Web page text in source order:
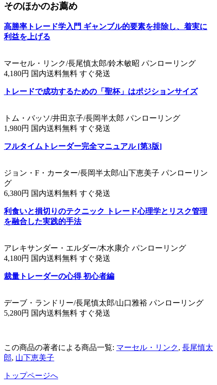
そのほかのお薦め
高勝率トレード学入門 ギャンブル的要素を排除し、着実に
利益を上げる
マーセル・リンク/長尾慎太郎/鈴木敏昭 パンローリング
4,180円 国内送料無料 すぐ発送
トレードで成功するための「聖杯」はポジションサイズ
トム・バッソ/井田京子/長岡半太郎 パンローリング
1,980円 国内送料無料 すぐ発送
フルタイムトレーダー完全マニュアル [第3版]
ジョン・F・カーター/長岡半太郎/山下恵美子 パンローリン
グ
6,380円 国内送料無料 すぐ発送
利食いと損切りのテクニック トレード心理学とリスク管理
を融合した実践的手法
アレキサンダー・エルダー/木水康介 パンローリング
4,180円 国内送料無料 すぐ発送
裁量トレーダーの心得 初心者編
デーブ・ランドリー/長尾慎太郎/山口雅裕 パンローリング
5,280円 国内送料無料 すぐ発送
この商品の著者による商品一覧: マーセル・リンク, 長尾慎太
郎, 山下恵美子
トップページへ